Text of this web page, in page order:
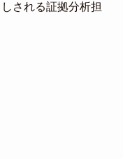
される証拠分析担